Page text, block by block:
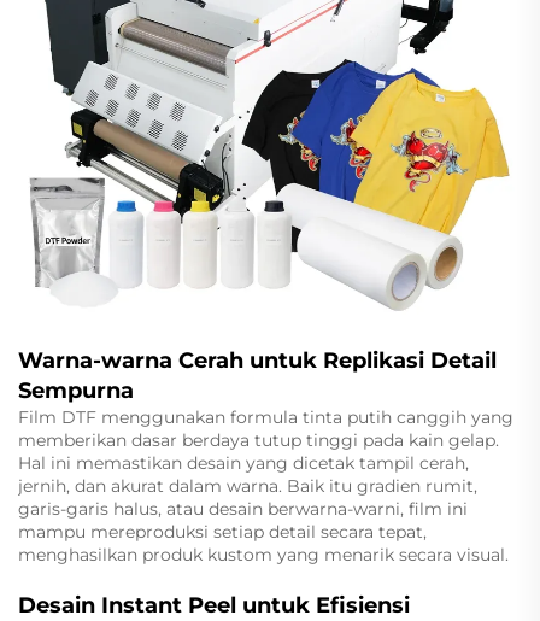
Warna-warna Cerah untuk Replikasi Detail
Sempurna
Film DTF menggunakan formula tinta putih canggih yang
memberikan dasar berdaya tutup tinggi pada kain gelap.
Hal ini memastikan desain yang dicetak tampil cerah,
jernih, dan akurat dalam warna. Baik itu gradien rumit,
garis-garis halus, atau desain berwarna-warni, film ini
mampu mereproduksi setiap detail secara tepat,
menghasilkan produk kustom yang menarik secara visual.
Desain Instant Peel untuk Efisiensi